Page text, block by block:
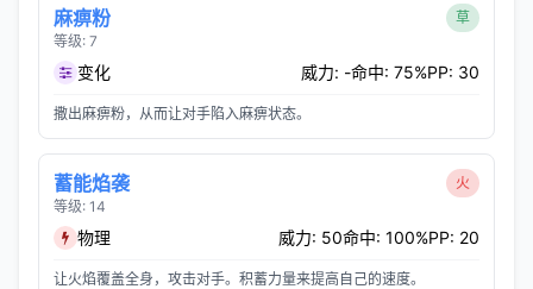
麻痹粉
等级: 7
草
变化 威力: -命中: 75%PP: 30
撒出麻痹粉，从而让对手陷入麻痹状态。
蓄能焰袭
等级: 14
火
物理 威力: 50命中: 100%PP: 20
让火焰覆盖全身，攻击对手。积蓄力量来提高自己的速度。